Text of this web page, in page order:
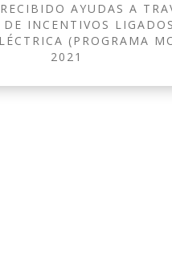
AYUDAS A
DE INCENTIVOS
(PROGRAMA
2021